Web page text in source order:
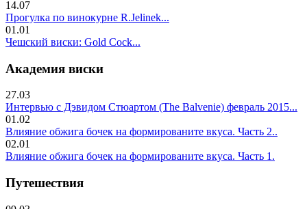
14.07
Прогулка по винокурне R.Jelinek...
01.01
Чешский виски: Gold Cock...
Академия виски
27.03
Интервью с Дэвидом Стюартом (The Balvenie) февраль 2015...
01.02
Влияние обжига бочек на формированите вкуса. Часть 2..
02.01
Влияние обжига бочек на формированите вкуса. Часть 1.
Путешествия